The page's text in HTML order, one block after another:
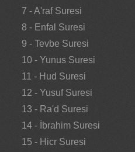
7 - A'raf Suresi
8 - Enfal Suresi
9 - Tevbe Suresi
10 - Yunus Suresi
11 - Hud Suresi
12 - Yusuf Suresi
13 - Ra'd Suresi
14 - İbrahim Suresi
15 - Hicr Suresi